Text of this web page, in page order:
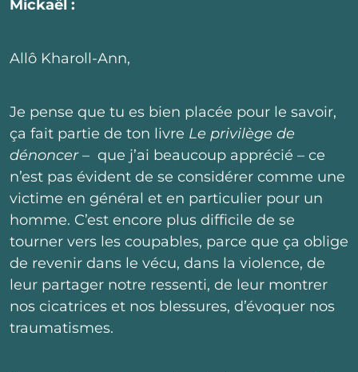
Mickaël :
Allô Kharoll-Ann,
Je pense que tu es bien placée pour le savoir,
ça fait partie de ton livre Le privilège de
dénoncer– que j’ai beaucoup apprécié – ce
n’est pas évident de se considérer comme une
victime en général et en particulier pour un
homme. C’est encore plus difficile de se
tourner vers les coupables, parce que ça oblige
de revenir dans le vécu, dans la violence, de
leur partager notre ressenti, de leur montrer
nos cicatrices et nos blessures, d’évoquer nos
traumatismes.